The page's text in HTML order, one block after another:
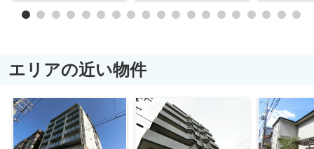
エリアの近い物件